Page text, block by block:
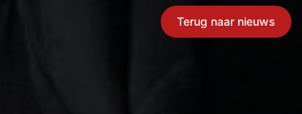
Terug naar nieuws